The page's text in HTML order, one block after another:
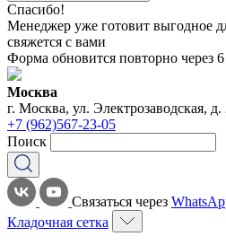
Спасибо!
Менеджер уже готовит выгодное
свяжется с вами
Форма обновится повторно через 6
Москва
г. Москва, ул. Электрозаводская,
+7 (962)567-23-05
Поиск
Связаться через
Кладочная сетка